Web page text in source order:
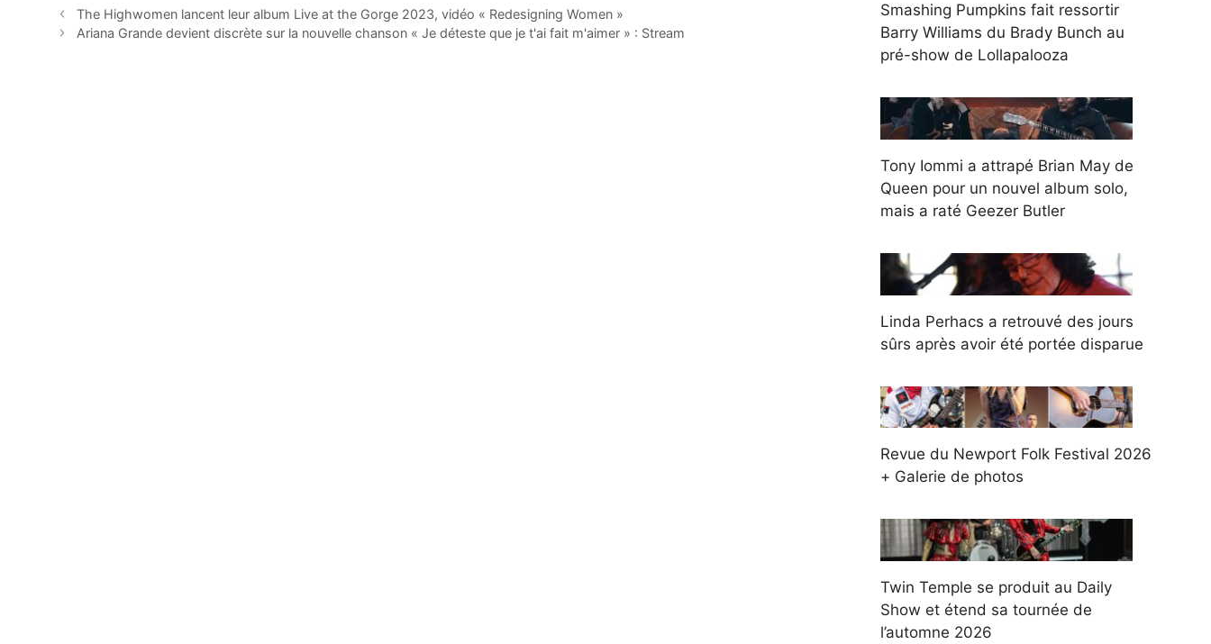
The Highwomen lancent leur album Live at the Gorge 2023, vidéo « Redesigning Women »
Ariana Grande devient discrète sur la nouvelle chanson « Je déteste que je t'ai fait m'aimer » : Stream
Smashing Pumpkins fait ressortir
Barry Williams du Brady Bunch au
pré-show de Lollapalooza
Tony Iommi a attrapé Brian May de
Queen pour un nouvel album solo,
mais a raté Geezer Butler
Linda Perhacs a retrouvé des jours
sûrs après avoir été portée disparue
Revue du Newport Folk Festival 2026
+ Galerie de photos
Twin Temple se produit au Daily
Show et étend sa tournée de
l’automne 2026